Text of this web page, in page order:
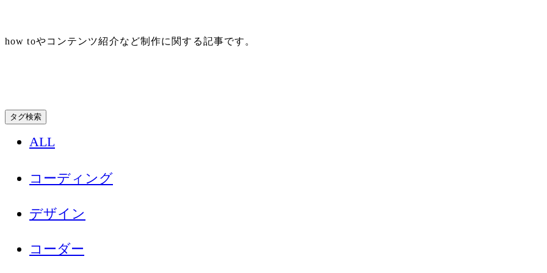
how toやコンテンツ紹介など制作に関する記事です。
タグ検索
ALL
コーディング
デザイン
コーダー